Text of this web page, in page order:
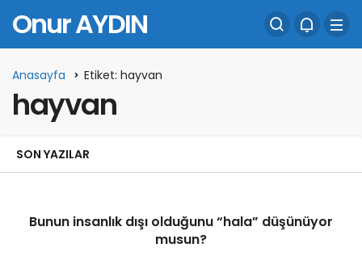
Onur AYDIN
Anasayfa Etiket: hayvan
hayvan
SON YAZILAR
Bunun insanlık dışı olduğunu “hala” düşünüyor
musun?